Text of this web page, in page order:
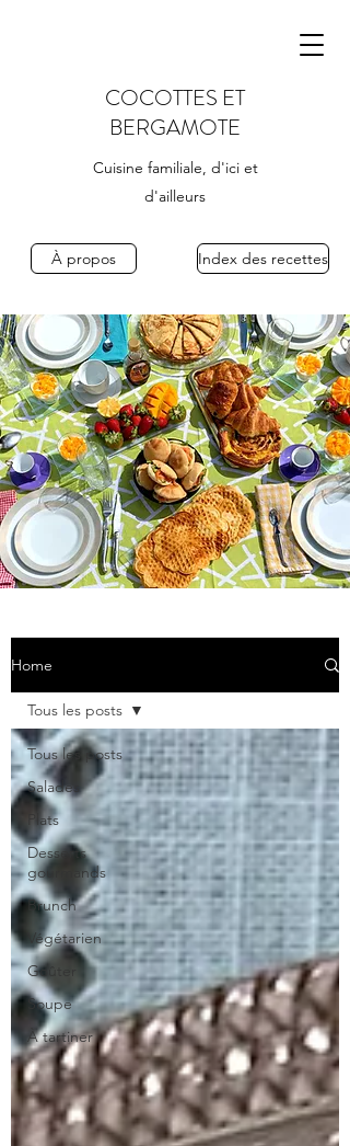
COCOTTES ET
BERGAMOTE
Cuisine familiale, d'ici et
d'ailleurs
À propos Index des recettes
Home
Tous les posts
Salades
Plats
Desserts
gourmands
Brunch
Végétarien
Goûter
Soupe
À tartiner
Tous les posts